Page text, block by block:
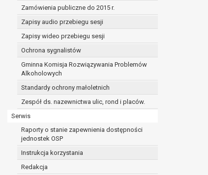
Zamówienia publiczne do 2015 r.
Zapisy audio przebiegu sesji
Zapisy wideo przebiegu sesji
Ochrona sygnalistów
Gminna Komisja Rozwiązywania Problemów
Alkoholowych
Standardy ochrony małoletnich
Zespół ds. nazewnictwa ulic, rond i placów.
Serwis
Raporty o stanie zapewnienia dostępności
jednostek OSP
Instrukcja korzystania
Redakcja